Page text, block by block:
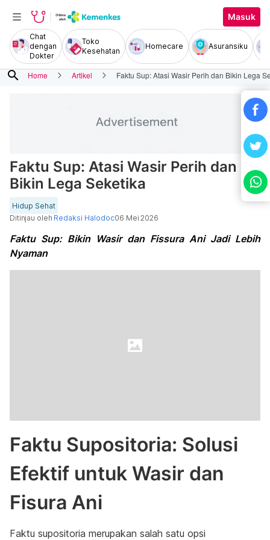
Masuk
Chat
dengan
Dokter
Toko
Kesehatan
Homecare Asuransiku
search Home Artikel Faktu Sup: Atasi Wasir Perih dan Bikin Lega
Faktu Sup: Atasi Wasir Perih dan
Bikin Lega Seketika
Hidup Sehat
Ditinjau oleh Redaksi Halodoc06 Mei 2026
Faktu Sup: Bikin Wasir dan Fissura Ani Jadi Lebih
Nyaman
Faktu Supositoria: Solusi
Efektif untuk Wasir dan
Fisura Ani
Faktu supositoria merupakan salah satu opsi